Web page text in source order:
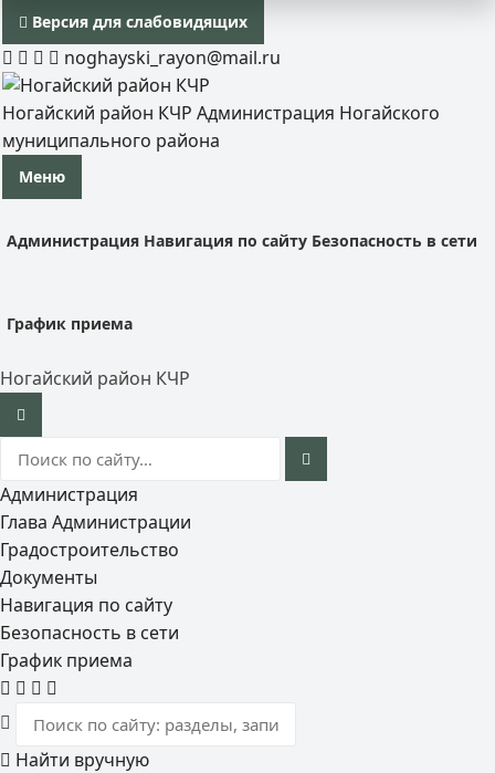
Версия для слабовидящих
noghayski_rayon@mail.ru
Ногайский район КЧР Администрация Ногайского
муниципального района
Меню
Администрация Навигация по сайту Безопасность в сети
График приема
Ногайский район КЧР
Администрация
Глава Администрации
Градостроительство
Документы
Навигация по сайту
Безопасность в сети
График приема
Найти вручную